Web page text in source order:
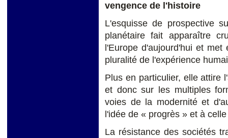
vengence de l'histoire
L'esquisse de prospective
planétaire fait apparaître
l'Europe d'aujourd'hui et
pluralité de l'expérience
Plus en particulier, elle attire
et donc sur les multiples
voies de la modernité et
l'idée de « progrès » et à
La résistance des sociétés